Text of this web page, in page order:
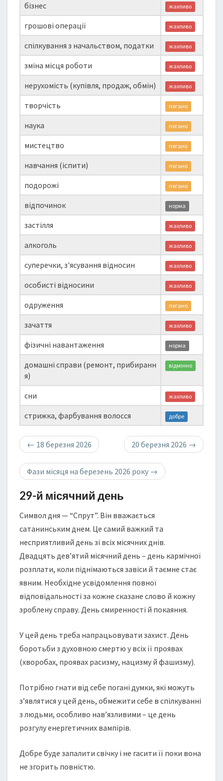
бізнес жахливо
грошові операції жахливо
спілкування з начальством, податки жахливо
зміна місця роботи жахливо
нерухомість (купівля, продаж, обмін) жахливо
творчість погано
наука погано
мистецтво погано
навчання (іспити) погано
подорожі погано
відпочинок норма
застілля жахливо
алкоголь жахливо
суперечки, з'ясування відносин жахливо
особисті відносини жахливо
одруження погано
зачаття жахливо
фізичні навантаження норма
домашні справи (ремонт, прибиранн
я)
відмінно
сни жахливо
стрижка, фарбування волосся добре
← 18 березня 2026 20 березня 2026 →
Фази місяця на березень 2026 року →
29-й місячний день
Символ дня — “Спрут”. Він вважається
сатанинським днем. Це самий важкий та
несприятливий день зі всіх місячних днів.
Двадцять дев’ятий місячний день – день кармічної
розплати, коли піднімаються завіси й таємне стає
явним. Необхідне усвідомлення повної
відповідальності за кожне сказане слово й кожну
зроблену справу. День смиренності й покаяння.
У цей день треба напрацьовувати захист. День
боротьби з духовною смертю у всіх її проявах
(хворобах, проявах расизму, нацизму й фашизму).
Потрібно гнати від себе погані думки, які можуть
з’являтися у цей день, обмежити себе в спілкуванні
з людьми, особливо нав’язливими – це день
розгулу енергетичних вампірів.
Добре буде запалити свічку і не гасити її поки вона
не згорить повністю.